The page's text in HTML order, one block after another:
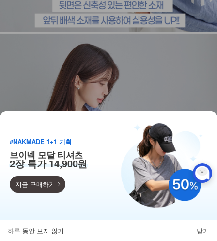
득템찬스
#NAKMADE 1+1 기획
브이넥 모달 티셔츠
2장 특가 14,900원
지금 구매하기
하루 동안 보지 않기 닫기
뒤로가기 카테고리 마이페이지